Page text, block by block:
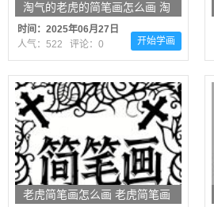
淘气的老虎的简笔画怎么画 淘
气的老虎简笔画好看
时间：2025年06月27日
人气：522 评论：0
开始学画
老虎简笔画怎么画 老虎简笔画